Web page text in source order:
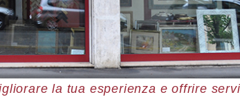
la tua esperienza e offrire